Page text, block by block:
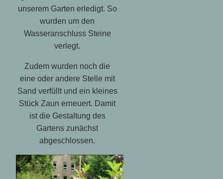
unserem Garten erledigt. So
wurden um den
Wasseranschluss Steine
verlegt.
Zudem wurden noch die
eine oder andere Stelle mit
Sand verfüllt und ein kleines
Stück Zaun erneuert. Damit
ist die Gestaltung des
Gartens zunächst
abgeschlossen.